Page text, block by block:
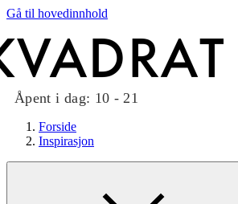
Gå til hovedinnhold
Åpent i dag: 10 - 21
Forside
Inspirasjon